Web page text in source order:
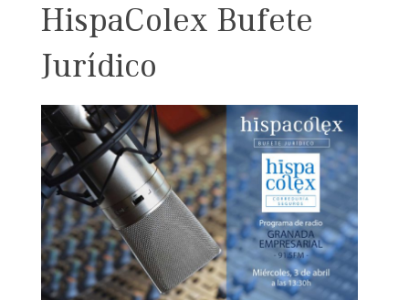
HispaColex Bufete
Jurídico